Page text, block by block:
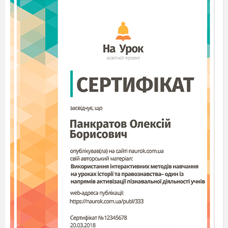
торгівлю; відкривати й утримувати фабрики,
різні промислові, торговельні, ремісничі
підприємства; записуватись у цехи, займатися
ремеслами; вступати в гільдії, торговельні
розряди. <...>
59. Поки селяни залишаються зобов’язаними
поміщикові: селяни повинні виконувати
панщину, сплачувати оброк. <...>
148. Поміщикові надається право вотчинної
поліції в сільській громаді тимчасово
зобов’язаних селян. <...>
151. Селяни, оселені на землі поміщика,
зобов’язані захищати його і його домашніх від
усяких насильницьких дій, надавати допомогу
при раптових лихах. <...>
187. Кожна сільська громада відповідає
круговою порукою за справне відбування
казенних, земських і громадських повинностей
кожним із її членів...» [Історія України: Кінець
XVIII — початок ХХ століття. 9 клас: Навч.